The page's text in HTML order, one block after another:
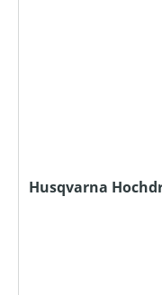
Husqvarna